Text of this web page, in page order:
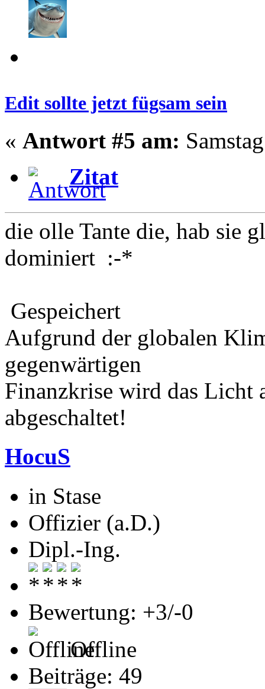
Edit sollte jetzt fügsam sein
« Antwort #5 am:
Zitat
die olle Tante die, hab sie
dominiert :-*
Gespeichert
Aufgrund der globalen
gegenwärtigen
Finanzkrise wird das Licht
abgeschaltet!
HocuS
in Stase
Offizier (a.D.)
Dipl.-Ing.
Bewertung: +3/-0
Offline
Beiträge: 49